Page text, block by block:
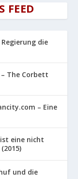
FEED
die
The Corbett
– Eine
eine nicht
und die